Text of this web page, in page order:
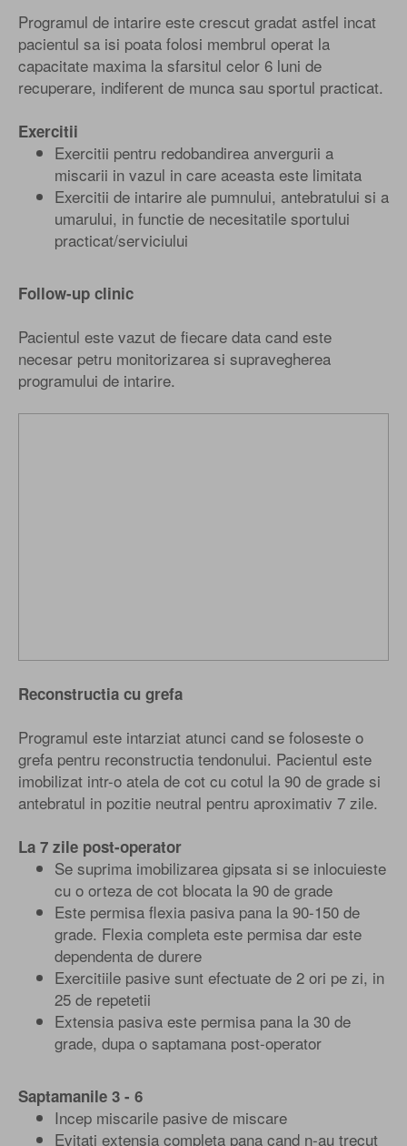
Programul de intarire este crescut gradat astfel incat
pacientul sa isi poata folosi membrul operat la
capacitate maxima la sfarsitul celor 6 luni de
recuperare, indiferent de munca sau sportul practicat.
Exercitii
Exercitii pentru redobandirea anvergurii a
miscarii in vazul in care aceasta este limitata
Exercitii de intarire ale pumnului, antebratului si a
umarului, in functie de necesitatile sportului
practicat/serviciului
Follow-up clinic
Pacientul este vazut de fiecare data cand este
necesar petru monitorizarea si supravegherea
programului de intarire.
Reconstructia cu grefa
Programul este intarziat atunci cand se foloseste o
grefa pentru reconstructia tendonului. Pacientul este
imobilizat intr-o atela de cot cu cotul la 90 de grade si
antebratul in pozitie neutral pentru aproximativ 7 zile.
La 7 zile post-operator
Se suprima imobilizarea gipsata si se inlocuieste
cu o orteza de cot blocata la 90 de grade
Este permisa flexia pasiva pana la 90-150 de
grade. Flexia completa este permisa dar este
dependenta de durere
Exercitiile pasive sunt efectuate de 2 ori pe zi, in
25 de repetetii
Extensia pasiva este permisa pana la 30 de
grade, dupa o saptamana post-operator
Saptamanile 3 - 6
Incep miscarile pasive de miscare
Evitati extensia completa pana cand n-au trecut